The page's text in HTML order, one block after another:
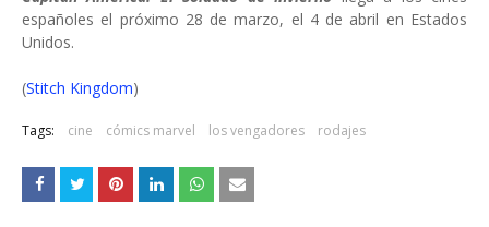
españoles el próximo 28 de marzo, el 4 de abril en Estados
Unidos.
(Stitch Kingdom)
Tags: cine cómics marvel los vengadores rodajes